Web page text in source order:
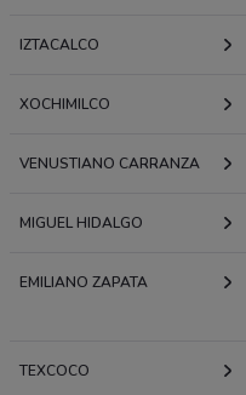
IZTACALCO
XOCHIMILCO
VENUSTIANO CARRANZA
MIGUEL HIDALGO
EMILIANO ZAPATA
TEXCOCO